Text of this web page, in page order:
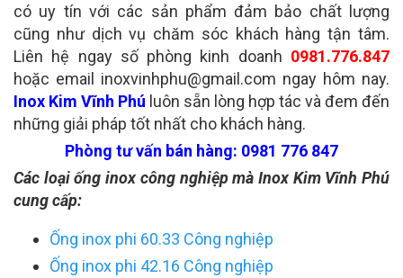
có uy tín với các sản phẩm đảm bảo chất lượng
cũng như dịch vụ chăm sóc khách hàng tận tâm.
Liên hệ ngay số phòng kinh doanh 0981.776.847
hoặc email inoxvinhphu@gmail.com ngay hôm nay.
Inox Kim Vĩnh Phú luôn sẵn lòng hợp tác và đem đến
những giải pháp tốt nhất cho khách hàng.
Phòng tư vấn bán hàng: 0981 776 847
Các loại ống inox công nghiệp mà Inox Kim Vĩnh Phú
cung cấp:
Ống inox phi 60.33 Công nghiệp
Ống inox phi 42.16 Công nghiệp